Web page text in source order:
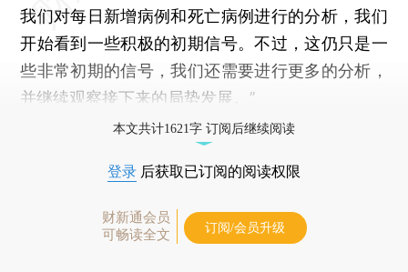
我们对每日新增病例和死亡病例进行的分析，我们
开始看到一些积极的初期信号。不过，这仍只是一
些非常初期的信号，我们还需要进行更多的分析，
并继续观察接下来的局势发展。”
本文共计1621字 订阅后继续阅读
登录 后获取已订阅的阅读权限
财新通会员
可畅读全文
订阅/会员升级